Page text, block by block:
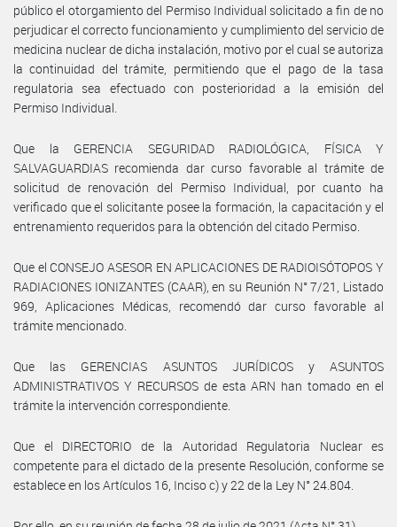
público el otorgamiento del Permiso Individual solicitado a fin de no
perjudicar el correcto funcionamiento y cumplimiento del servicio de
medicina nuclear de dicha instalación, motivo por el cual se autoriza
la continuidad del trámite, permitiendo que el pago de la tasa
regulatoria sea efectuado con posterioridad a la emisión del
Permiso Individual.
Que la GERENCIA SEGURIDAD RADIOLÓGICA, FÍSICA Y
SALVAGUARDIAS recomienda dar curso favorable al trámite de
solicitud de renovación del Permiso Individual, por cuanto ha
verificado que el solicitante posee la formación, la capacitación y el
entrenamiento requeridos para la obtención del citado Permiso.
Que el CONSEJO ASESOR EN APLICACIONES DE RADIOISÓTOPOS Y
RADIACIONES IONIZANTES (CAAR), en su Reunión N° 7/21, Listado
969, Aplicaciones Médicas, recomendó dar curso favorable al
trámite mencionado.
Que las GERENCIAS ASUNTOS JURÍDICOS y ASUNTOS
ADMINISTRATIVOS Y RECURSOS de esta ARN han tomado en el
trámite la intervención correspondiente.
Que el DIRECTORIO de la Autoridad Regulatoria Nuclear es
competente para el dictado de la presente Resolución, conforme se
establece en los Artículos 16, Inciso c) y 22 de la Ley N° 24.804.